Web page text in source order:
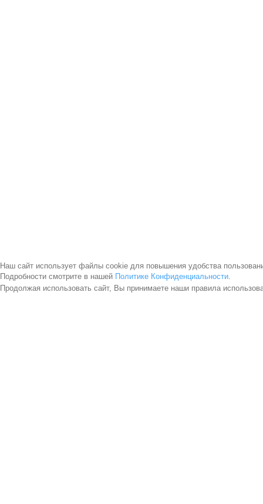
Наш сайт использует файлы cookie для повышения удобства
Подробности смотрите в нашей Политике Конфиденциальности.
Продолжая использовать сайт, Вы принимаете наши правила